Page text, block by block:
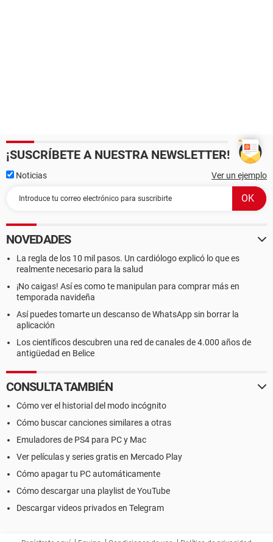
¡SUSCRÍBETE A NUESTRA NEWSLETTER!
Noticias Ver un ejemplo
NOVEDADES
La regla de los 10 mil pasos. Un cardiólogo explicó lo que es
realmente necesario para la salud
¡No caigas! Así es como te manipulan para comprar más en
temporada navideña
Así puedes tomarte un descanso de WhatsApp sin borrar la
aplicación
Los científicos descubren una red de canales de 4.000 años de
antigüedad en Belice
CONSULTA TAMBIÉN
Cómo ver el historial del modo incógnito
Cómo buscar canciones similares a otras
Emuladores de PS4 para PC y Mac
Ver películas y series gratis en Mercado Play
Cómo apagar tu PC automáticamente
Cómo descargar una playlist de YouTube
Descargar videos privados en Telegram